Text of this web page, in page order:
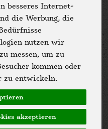
besseres Internet-
die Werbung, die
nutzen wir
messen, um zu
kommen oder
zu entwickeln.
akzeptieren